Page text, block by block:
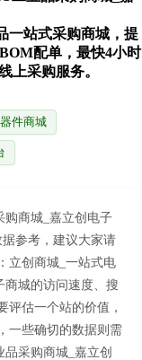
一站式采购商城，提
配单，最快4小时
上采购服务。
件商城
购商城_嘉立创电子
参考，建议大家请
立创商城_一站式电
商城的访问速度、搜
评估一个站的价值，
一些确切的数据则需
采购商城_嘉立创